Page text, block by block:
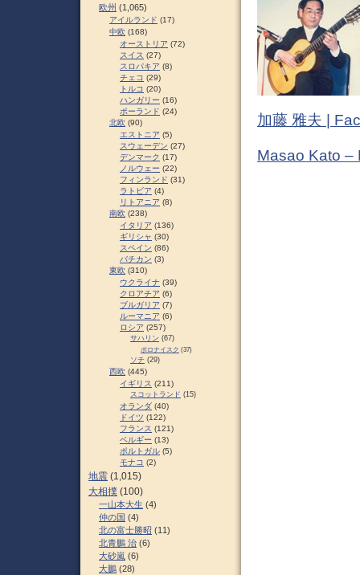
加藤 雅夫 |
Masao Kato –
欧州 (1,065)
アイルランド (17)
中欧 (168)
オーストリア (72)
スイス (27)
スロパキア (8)
チェコ (29)
トルコ (20)
ハンガリー (16)
ポーランド (24)
北欧 (90)
エストニア (5)
スウェーデン (27)
デンマーク (17)
ノルウェー (22)
フィンランド (31)
ラトビア (4)
リトアニア (8)
南欧 (238)
イタリア (136)
ギリシャ (30)
スペイン (86)
バチカン (3)
東欧 (310)
ウクライナ (39)
クロアチア (6)
ブルガリア (7)
ルーマニア (6)
ロシア (257)
サハリン (67)
ポロナイスク (37)
ソチ (29)
西欧 (445)
イギリス (211)
スコットランド (15)
オランダ (40)
ドイツ (122)
フランス (121)
ベルギー (13)
ポルトガル (5)
モナコ (2)
地震 (1,015)
大相撲 (100)
一山本大生 (4)
仲の国 (4)
北の富士勝昭 (11)
北青鵬 治 (6)
大砂嵐 (6)
大鵬 (28)